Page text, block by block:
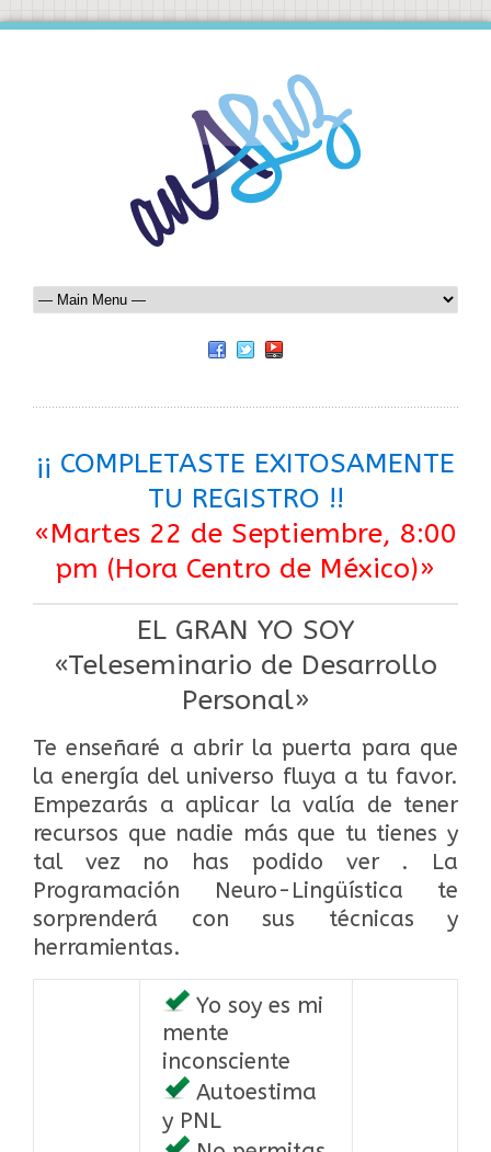
¡¡ COMPLETASTE EXITOSAMENTE
TU REGISTRO !!
«Martes 22 de Septiembre, 8:00
pm (Hora Centro de México)»
EL GRAN YO SOY
«Teleseminario de Desarrollo
Personal»
Te enseñaré a abrir la puerta para que
la energía del universo fluya a tu favor.
Empezarás a aplicar la valía de tener
recursos que nadie más que tu tienes y
tal vez no has podido ver . La
Programación Neuro-Lingüística te
sorprenderá con sus técnicas y
herramientas.
Yo soy es mi
mente
inconsciente
Autoestima
y PNL